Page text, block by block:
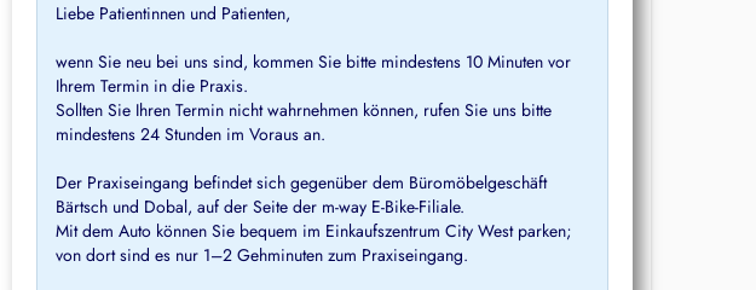
Liebe Patientinnen und Patienten,
wenn Sie neu bei uns sind, kommen Sie bitte mindestens 10 Minuten vor
Ihrem Termin in die Praxis.
Sollten Sie Ihren Termin nicht wahrnehmen können, rufen Sie uns bitte
mindestens 24 Stunden im Voraus an.
Der Praxiseingang befindet sich gegenüber dem Büromöbelgeschäft
Bärtsch und Dobal, auf der Seite der m-way E-Bike-Filiale.
Mit dem Auto können Sie bequem im Einkaufszentrum City West parken;
von dort sind es nur 1–2 Gehminuten zum Praxiseingang.